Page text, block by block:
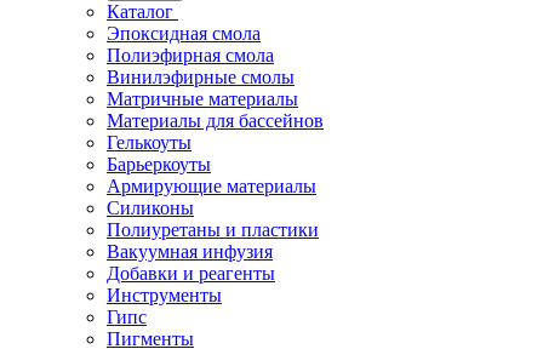
Каталог
Эпоксидная смола
Полиэфирная смола
Винилэфирные смолы
Матричные материалы
Материалы для бассейнов
Гелькоуты
Барьеркоуты
Армирующие материалы
Силиконы
Полиуретаны и пластики
Вакуумная инфузия
Добавки и реагенты
Инструменты
Гипс
Пигменты